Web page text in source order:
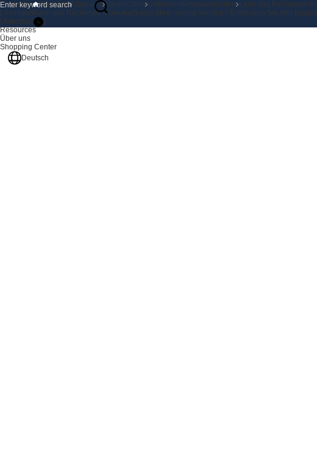
Produkte
Lösungen
Unterstützung
Resources
Über uns
Shopping Center
Deutsch
Startseite Über uns Nachrichten Unternehmensnachrichten
Kann das
Kann das Rechenzentrum auch aufs Meer verlegt werden? Entdecken Sie den